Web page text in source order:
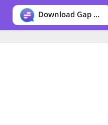
Download Gap messenger